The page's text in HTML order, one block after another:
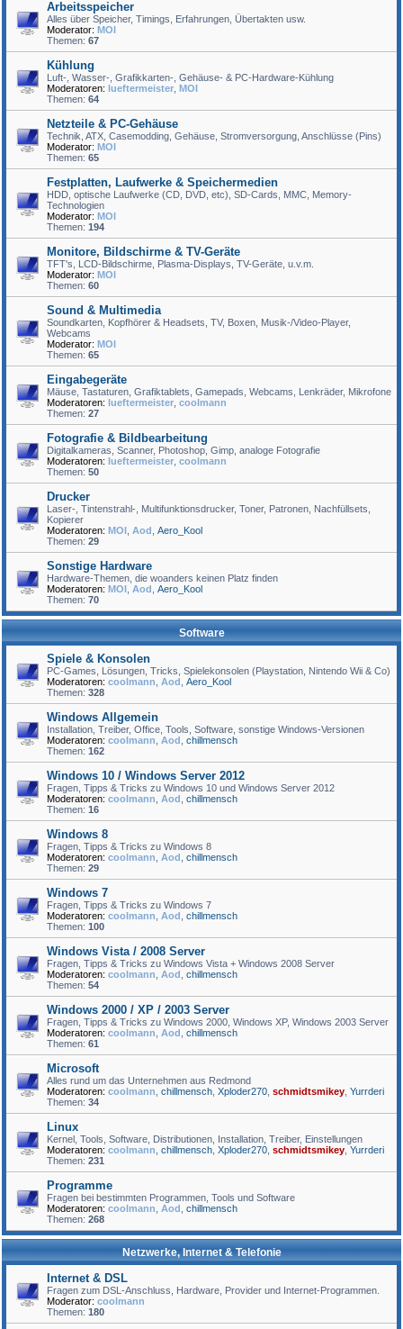
Arbeitsspeicher
Alles über Speicher, Timings, Erfahrungen, Übertakten usw.
Moderator: MOI
Themen: 67
Kühlung
Luft-, Wasser-, Grafikkarten-, Gehäuse- & PC-Hardware-Kühlung
Moderatoren: lueftermeister MOI
Themen: 64
Netzteile & PC-Gehäuse
Technik, ATX, Casemodding, Gehäuse, Stromversorgung, Anschlüsse (Pins)
Moderator: MOI
Themen: 65
Festplatten, Laufwerke & Speichermedien
HDD, optische Laufwerke (CD, DVD, etc), SD-Cards, MMC, Memory-
Technologien
Moderator: MOI
Themen: 194
Monitore, Bildschirme & TV-Geräte
TFT's, LCD-Bildschirme, Plasma-Displays, TV-Geräte, u.v.m.
Moderator: MOI
Themen: 60
Sound & Multimedia
Soundkarten, Kopfhörer & Headsets, TV, Boxen, Musik-/Video-Player,
Webcams
Moderator: MOI
Themen: 65
Eingabegeräte
Mäuse, Tastaturen, Grafiktablets, Gamepads, Webcams, Lenkräder, Mikrofone
Moderatoren: lueftermeister coolmann
Themen: 27
Fotografie & Bildbearbeitung
Digitalkameras, Scanner, Photoshop, Gimp, analoge Fotografie
Moderatoren: lueftermeister coolmann
Themen: 50
Drucker
Laser-, Tintenstrahl-, Multifunktionsdrucker, Toner, Patronen, Nachfüllsets,
Kopierer
Moderatoren: MOI Aod Aero_Kool
Themen: 29
Sonstige Hardware
Hardware-Themen, die woanders keinen Platz finden
Moderatoren: MOI Aod Aero_Kool
Themen: 70
Software
Spiele & Konsolen
PC-Games, Lösungen, Tricks, Spielekonsolen (Playstation, Nintendo Wii & Co)
Moderatoren: coolmann Aod Aero_Kool
Themen: 328
Windows Allgemein
Installation, Treiber, Office, Tools, Software, sonstige Windows-Versionen
Moderatoren: coolmann Aod chillmensch
Themen: 162
Windows 10 / Windows Server 2012
Fragen, Tipps & Tricks zu Windows 10 und Windows Server 2012
Moderatoren: coolmann Aod chillmensch
Themen: 16
Windows 8
Fragen, Tipps & Tricks zu Windows 8
Moderatoren: coolmann Aod chillmensch
Themen: 29
Windows 7
Fragen, Tipps & Tricks zu Windows 7
Moderatoren: coolmann Aod chillmensch
Themen: 100
Windows Vista / 2008 Server
Fragen, Tipps & Tricks zu Windows Vista + Windows 2008 Server
Moderatoren: coolmann Aod chillmensch
Themen: 54
Windows 2000 / XP / 2003 Server
Fragen, Tipps & Tricks zu Windows 2000, Windows XP, Windows 2003 Server
Moderatoren: coolmann Aod chillmensch
Themen: 61
Microsoft
Alles rund um das Unternehmen aus Redmond
Moderatoren: coolmann chillmensch Xploder270 schmidtsmikey Yurrderi
Themen: 34
Linux
Kernel, Tools, Software, Distributionen, Installation, Treiber, Einstellungen
Moderatoren: coolmann chillmensch Xploder270 schmidtsmikey Yurrderi
Themen: 231
Programme
Fragen bei bestimmten Programmen, Tools und Software
Moderatoren: coolmann Aod chillmensch
Themen: 268
Netzwerke, Internet & Telefonie
Internet & DSL
Fragen zum DSL-Anschluss, Hardware, Provider und Internet-Programmen.
Moderator: coolmann
Themen: 180